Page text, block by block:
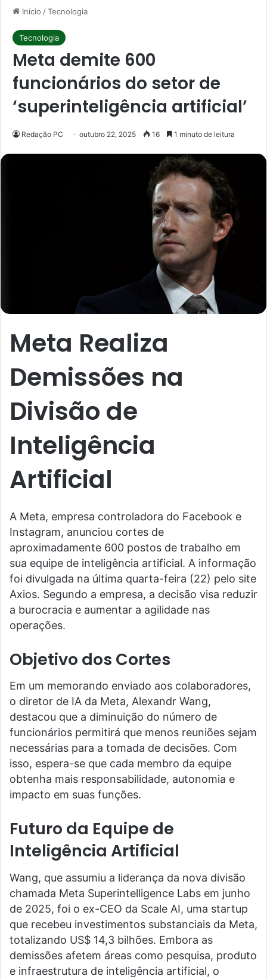
Início /Tecnologia
Tecnologia
Meta demite 600
funcionários do setor de
‘superinteligência artificial’
Redação PC outubro 22, 2025 16 1 minuto de leitura
Meta Realiza
Demissões na
Divisão de
Inteligência
Artificial
A Meta, empresa controladora do Facebook e
Instagram, anunciou cortes de
aproximadamente 600 postos de trabalho em
sua equipe de inteligência artificial. A informação
foi divulgada na última quarta-feira (22) pelo site
Axios. Segundo a empresa, a decisão visa reduzir
a burocracia e aumentar a agilidade nas
operações.
Objetivo dos Cortes
Em um memorando enviado aos colaboradores,
o diretor de IA da Meta, Alexandr Wang,
destacou que a diminuição do número de
funcionários permitirá que menos reuniões sejam
necessárias para a tomada de decisões. Com
isso, espera-se que cada membro da equipe
obtenha mais responsabilidade, autonomia e
impacto em suas funções.
Futuro da Equipe de
Inteligência Artificial
Wang, que assumiu a liderança da nova divisão
chamada Meta Superintelligence Labs em junho
de 2025, foi o ex-CEO da Scale AI, uma startup
que recebeu investimentos substanciais da Meta,
totalizando US$ 14,3 bilhões. Embora as
demissões afetem áreas como pesquisa, produto
e infraestrutura de inteligência artificial, o